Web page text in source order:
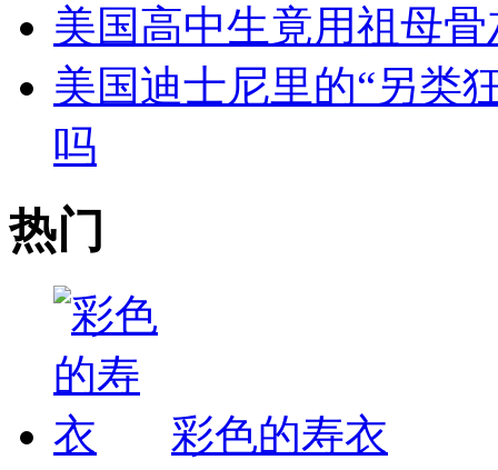
美国高中生竟用祖母
美国迪士尼里的“另类
吗
热门
彩色的寿衣